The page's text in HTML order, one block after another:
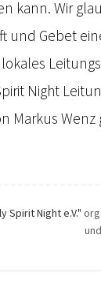
kann. Wir
und Gebet
Night
Markus Wenz
Spirit Night e.V."